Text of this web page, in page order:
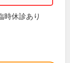
時休診あり